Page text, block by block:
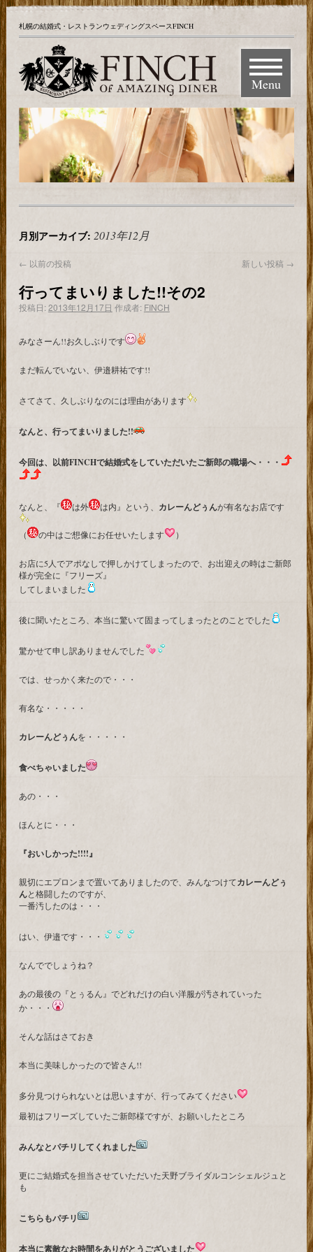
札幌の結婚式・レストランウェディングスペースFINCH
Menu
月別アーカイブ: 2013年12月
← 以前の投稿 新しい投稿 →
行ってまいりました!!その2
投稿日:2013年12月17日 作成者: FINCH
みなさーん!!お久しぶりです
まだ転んでいない、伊邉耕祐です!!
さてさて、久しぶりなのには理由があります
なんと、行ってまいりました!!
今回は、以前FINCHで結婚式をしていただいたご新郎の職場へ・・・
なんと、『 は外 は内』という、 カレーんどぅんが有名なお店です
（ の中はご想像にお任せいたします ）
お店に5人でアポなしで押しかけてしまったので、お出迎えの時はご新郎
様が完全に『フリーズ』
してしまいました
後に聞いたところ、本当に驚いて固まってしまったとのことでした
驚かせて申し訳ありませんでした
では、せっかく来たので・・・
有名な・・・・・
カレーんどぅんを・・・・・
食べちゃいました
あの・・・
ほんとに・・・
『おいしかった!!!!』
親切にエプロンまで置いてありましたので、みんなつけてカレーんどぅ
んと格闘したのですが、
一番汚したのは・・・
はい、伊邉です・・・
なんででしょうね？
あの最後の『とぅるん』でどれだけの白い洋服が汚されていった
か・・・
そんな話はさておき
本当に美味しかったので皆さん!!
多分見つけられないとは思いますが、行ってみてください
最初はフリーズしていたご新郎様ですが、お願いしたところ
みんなとパチリしてくれました
更にご結婚式を担当させていただいた天野ブライダルコンシェルジュと
も
こちらもパチリ
本当に素敵なお時間をありがとうございました